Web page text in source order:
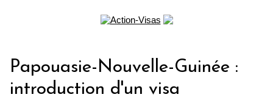
Papouasie-Nouvelle-Guinée :
introduction d'un visa